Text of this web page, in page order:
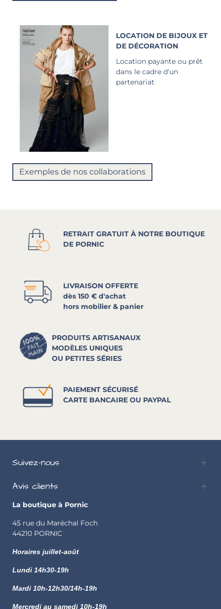
LOCATION DE BIJOUX ET
DE DÉCORATION
Location payante ou prêt
dans le cadre d'un
partenariat
Exemples de nos collaborations
RETRAIT GRATUIT À NOTRE BOUTIQUE
DE PORNIC
LIVRAISON OFFERTE
dès 150 € d'achat
hors mobilier & panier
PRODUITS ARTISANAUX
MODÈLES UNIQUES
OU PETITES SÉRIES
PAIEMENT SÉCURISÉ
CARTE BANCAIRE OU PAYPAL
Suivez-nous
Avis clients
La boutique à Pornic
45 rue du Maréchal Foch
44210 PORNIC
Horaires juillet-août
Lundi 14h30-19h
Mardi 10h-12h30/14h-19h
Mercredi au samedi 10h-19h